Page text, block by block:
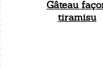
Gâteau
tiramisu